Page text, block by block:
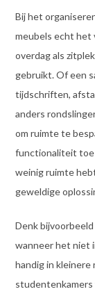
Bij het
meubels echt het
overdag als
gebruikt. Of een
tijdschriften,
anders
om ruimte te
functionaliteit toe
weinig ruimte
geweldige
Denk
wanneer het niet
handig in
studentenkamers